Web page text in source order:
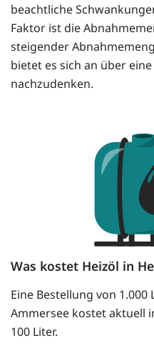
beachtliche
Faktor ist die
steigender
bietet es sich an über
nachzudenken.
Was kostet Heizöl in
Eine Bestellung von
Ammersee kostet aktuell
100 Liter.